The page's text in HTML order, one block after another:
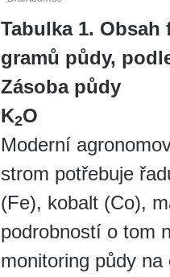
Tabulka 1.
gramů půdy,
Zásoba půdy
K2О
Moderní
strom potřebuje
(Fe), kobalt (Co),
podrobností o tom
monitoring půdy